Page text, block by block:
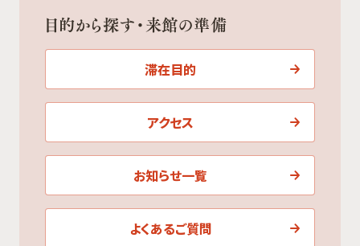
目的から探す・来館の準備
滞在目的
アクセス
お知らせ一覧
よくあるご質問